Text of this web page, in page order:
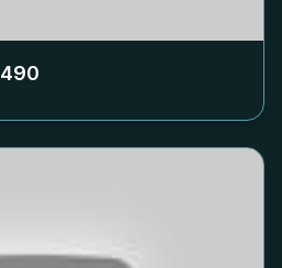
490